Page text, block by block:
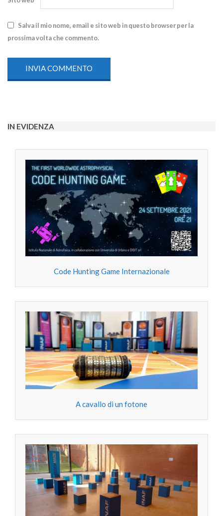
Salva il mio nome, email e sito web in questo browser per la
prossima volta che commento.
IN EVIDENZA
Code Hunting Game Internazionale
A cavallo di un fotone